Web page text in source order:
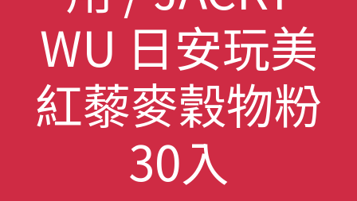
WU 日安玩美
紅藜麥穀物粉
30入